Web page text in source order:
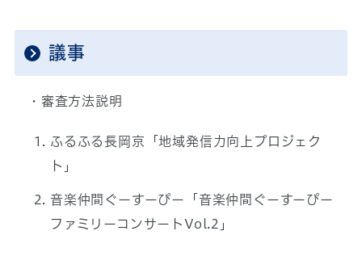
議事
・審査方法説明
ふるふる長岡京「地域発信力向上プロジェク
ト」
音楽仲間ぐーすーぴー「音楽仲間ぐーすーぴー
ファミリーコンサートVol.2」